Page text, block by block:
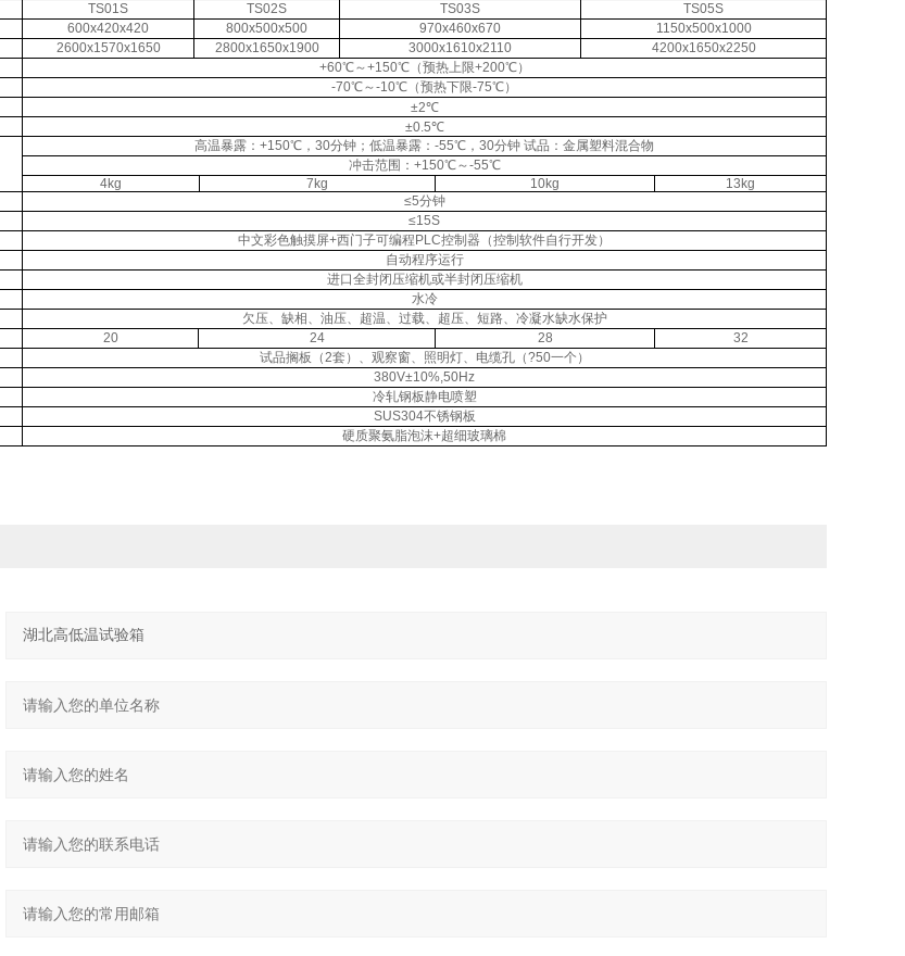
TS01S TS02S TS03S
TS05S
600x420x420 800x500x500 970x460x670
1150x500x1000
2600x1570x1650 2800x1650x1900 3000x1610x2110 4200x1650x2250
+60℃～+150℃（预热上限+200℃）
-70℃～-10℃（预热下限-75℃）
±2℃
±0.5℃
高温暴露：+150℃，30分钟；低温暴露：-55℃，30分钟 试品：金属塑料混合物
冲击范围：+150℃～-55℃
4kg
7kg 10kg
13kg
≤5分钟
≤15S
中文彩色触摸屏+西门子可编程PLC控制器（控制软件自行开发）
自动程序运行
进口全封闭压缩机或半封闭压缩机
水冷
欠压、缺相、油压、超温、过载、超压、短路、冷凝水缺水保护
20 24 28
32
试品搁板（2套）、观察窗、照明灯、电缆孔（?50一个）
380V±10%,50Hz
冷轧钢板静电喷塑
SUS304不锈钢板
硬质聚氨脂泡沫+超细玻璃棉